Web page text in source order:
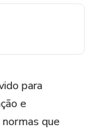
para
e
que